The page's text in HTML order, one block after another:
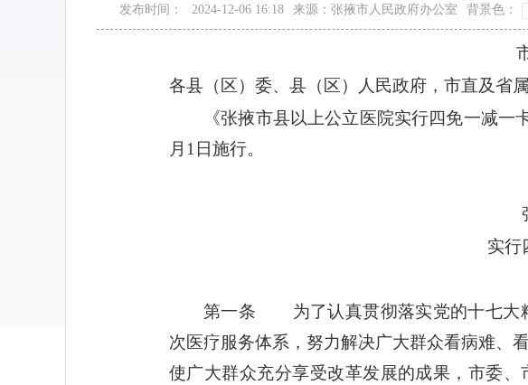
发布时间： 2024-12-06 16:18 来源：张掖市人民政府办公室 背景色：
各县（区）委、县（区）人民政府，市直及省
《张掖市县以上公立医院实行四免一减
月1日施行。
实行
第一条 为了认真贯彻落实党的十七大
次医疗服务体系，努力解决广大群众看病难、
使广大群众充分享受改革发展的成果，市委